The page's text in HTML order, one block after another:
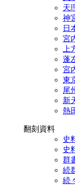
天
神
日
宮
上
蓬
宮
東
尾
新
熱
翻刻資料
史
史
群
続
続